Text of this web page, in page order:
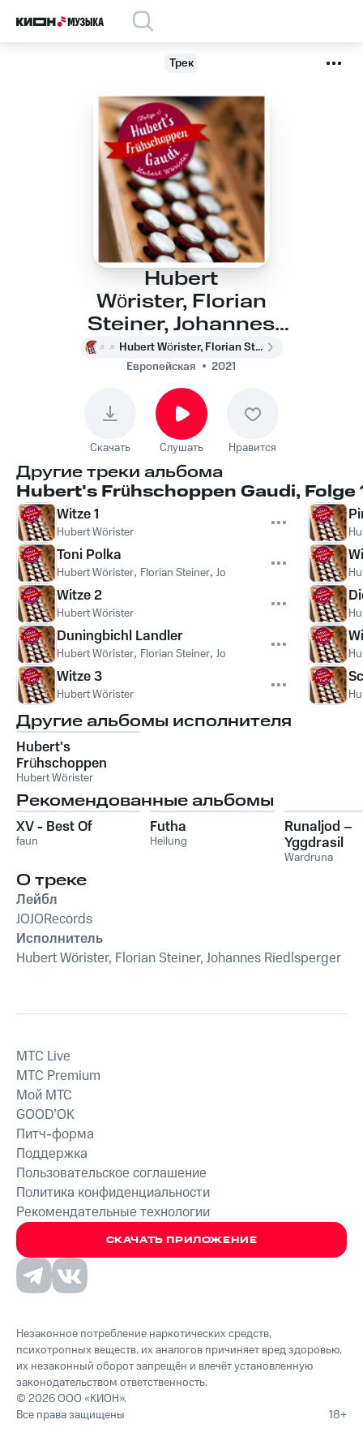
Трек
Hubert
Wörister, Florian
Steiner, Johannes
Riedlsperger -
Oberkrainer
Wiegenlied
Hubert Wörister, Florian Steiner, Johannes Riedlsperger
Европейская
2021
Скачать Слушать Нравится
Другие треки альбома
Hubert's Frühschoppen Gaudi, Folge
Witze 1
Hubert Wörister
Toni Polka
Hubert Wörister, Florian Steiner, Johannes Riedlsperger
Witze 2
Hubert Wörister
Duningbichl Landler
Hubert Wörister, Florian Steiner, Johannes Riedlsperger
Witze 3
Hubert Wörister
Другие альбомы исполнителя
Hubert's
Frühschoppen
Gaudi, Folge 1
Hubert Wörister
Рекомендованные альбомы
XV - Best Of
faun
Futha
Heilung
Runaljod –
Yggdrasil
Wardruna
О треке
Лейбл
JOJORecords
Исполнитель
Hubert Wörister, Florian Steiner, Johannes Riedlsperger
СКАЧАТЬ ПРИЛОЖЕНИЕ
MTС Live
MTС Premium
Мой МТС
GOOD’OK
Питч-форма
Поддержка
Пользовательское соглашение
Политика конфиденциальности
Рекомендательные технологии
Незаконное потребление наркотических средств,
психотропных веществ, их аналогов причиняет вред здоровью,
их незаконный оборот запрещён и влечёт установленную
законодательством ответственность.
© 2026 ООО «КИОН».
Все права защищены
18+